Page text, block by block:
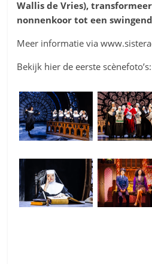
Wallis de Vries),
nonnenkoor tot een
Meer informatie via
Bekijk hier de eerste scènefoto’s: